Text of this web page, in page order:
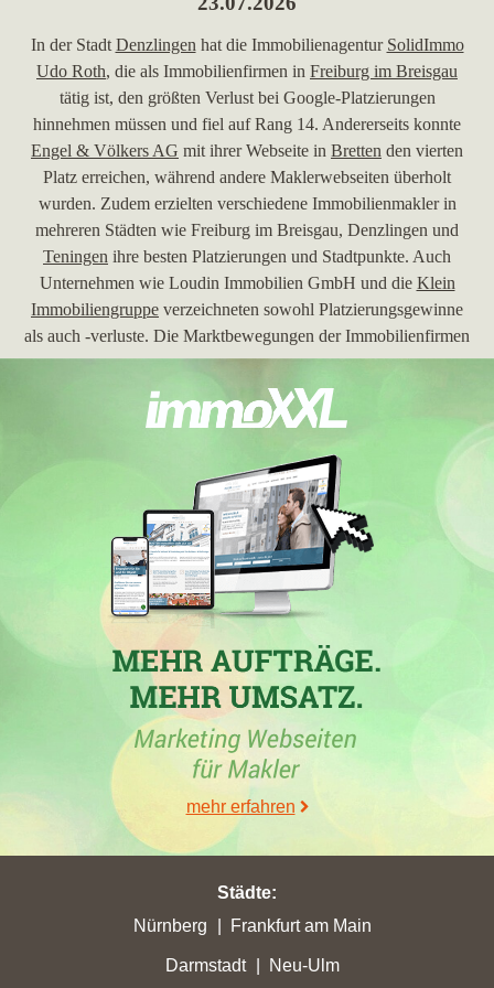
In der Stadt Denzlingen hat die Immobilienagentur SolidImmo
Udo Roth, die als Immobilienfirmen in Freiburg im Breisgau
tätig ist, den größten Verlust bei Google-Platzierungen
hinnehmen müssen und fiel auf Rang 14. Andererseits konnte
Engel & Völkers AG mit ihrer Webseite in Bretten den vierten
Platz erreichen, während andere Maklerwebseiten überholt
wurden. Zudem erzielten verschiedene Immobilienmakler in
mehreren Städten wie Freiburg im Breisgau, Denzlingen und
Teningen ihre besten Platzierungen und Stadtpunkte. Auch
Unternehmen wie Loudin Immobilien GmbH und die Klein
Immobiliengruppe verzeichneten sowohl Platzierungsgewinne
als auch -verluste. Die Marktbewegungen der Immobilienfirmen
in Freiburg im Breisgau zeigen eine dynamische Entwicklung
der Online-Sichtbarkeit in verschiedenen Regionen.
30.06.2026
Im Zeitraum vom 30.05.2026 bis 26.06.2026 verzeichneten
mehrere Immobilienmakler in der Region
Freiburg im Breisgau
bedeutende Veränderungen in ihren Punktzahlen und
Platzierungen. So erlitt
SolidImmo Udo Roth
den höchsten Verlust an Stadtpunkten. Im Gegensatz dazu
erreichte die Immobilienfirma N&N Immobilien mit 70,04
Gesamtpunkten ihre höchste Punktzahl. Auch Seidler
Immobilien erreichte mit 339,54 Punkten einen neuen Rekord.
Die Webseite
loudin-immobilien.de
Verbesserung in verschiedenen Städten. Für Interessierte am
"Haus zu verkaufen Freiburg im Breisgau" bieten sich durch die
Veränderungen in den Rankings vielfältige Optionen auf dem
mehr erfahren
Städte:
Nürnberg
Frankfurt am Main
Darmstadt Neu-Ulm